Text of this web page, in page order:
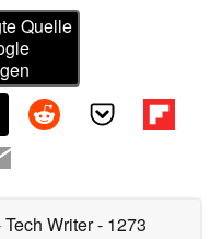
Quelle
Tech Writer- 1273